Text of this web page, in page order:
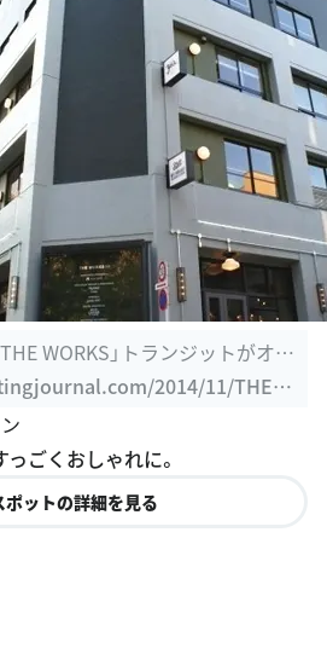
WORKS」トランジットがオー
2014/11/THE-W
ごくおしゃれに。
ポットの詳細を見る